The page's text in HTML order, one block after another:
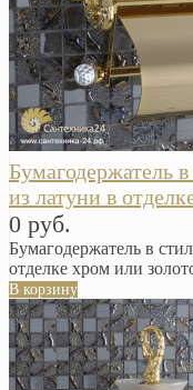
Бумагодержатель
из латуни в
0 руб.
Бумагодержатель в
отделке хром или
В корзину